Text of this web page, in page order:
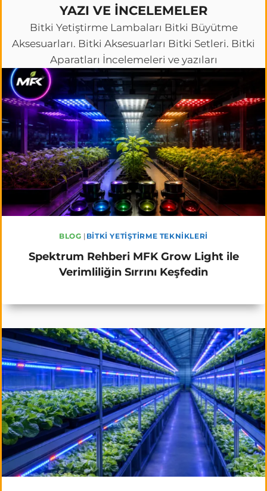
YAZI VE İNCELEMELER
Bitki Yetiştirme Lambaları Bitki Büyütme
Aksesuarları. Bitki Aksesuarları Bitki Setleri. Bitki
Aparatları İncelemeleri ve yazıları
BLOG | BITKI YETIŞTIRME TEKNIKLERI
Spektrum Rehberi MFK Grow Light ile
Verimliliğin Sırrını Keşfedin